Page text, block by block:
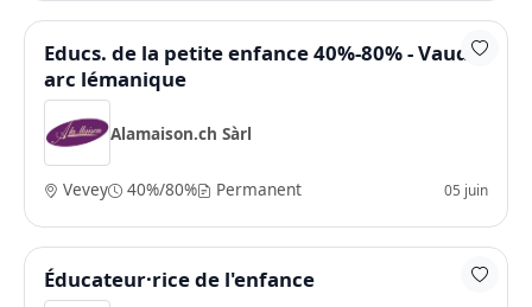
Educs. de la petite enfance 40%-80% - Vaud /
arc lémanique
Alamaison.ch Sàrl
Vevey 40%/80% Permanent 05 juin
Éducateur·rice de l'enfance